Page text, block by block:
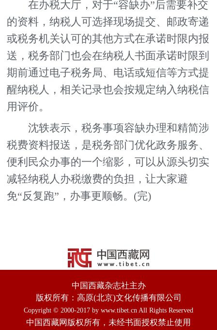
在办税大厅，对于“容缺办”后需要补交
的资料，纳税人可选择现场提交、邮政寄递
或税务机关认可的其他方式在承诺时限内报
送，税务部门也会在纳税人书面承诺时限到
期前通过电子税务局、电话或短信等方式提
醒纳税人，相关记录也会按规定纳入纳税信
用评价。
沈轶表示，税务事项容缺办理和精简涉
税费资料报送，是税务部门优化政务服务、
便利民众办事的一个缩影，可以从源头切实
减轻纳税人办税缴费的负担，让大家避
免“反复跑”，办事更顺畅。(完)
中国西藏杂志社主办
版权所有：高原(北京)文化传播有限公司
Copyright © 2000-2017 by www.tibet.cn All Rights Reserved
中国西藏网版权所有，未经书面授权禁止使用